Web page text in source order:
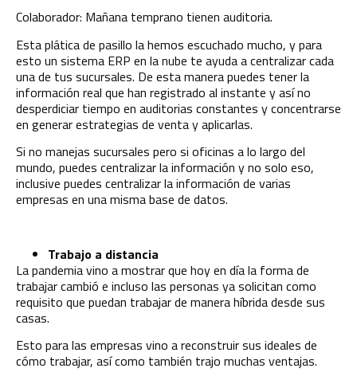
Colaborador: Mañana temprano tienen auditoria.
Esta plática de pasillo la hemos escuchado mucho, y para
esto un sistema ERP en lanube te ayuda a centralizar cada
una de tus sucursales. De esta manera puedes tener la
información real que han registrado al instante y así no
desperdiciar tiempo en auditorias constantes y concentrarse
en generar estrategias de venta y aplicarlas.
Si no manejas sucursales pero si oficinas a lo largo del
mundo, puedes centralizar la información y no solo eso,
inclusive puedes centralizar la información de varias
empresas en una misma base de datos.
Trabajo a distancia
La pandemia vino a mostrar que hoy en día la forma de
trabajar cambió e incluso las personas ya solicitan como
requisito que puedan trabajar de manera híbrida desde sus
casas.
Esto para las empresas vino a reconstruir sus ideales de
cómo trabajar, así como también trajo muchas ventajas.